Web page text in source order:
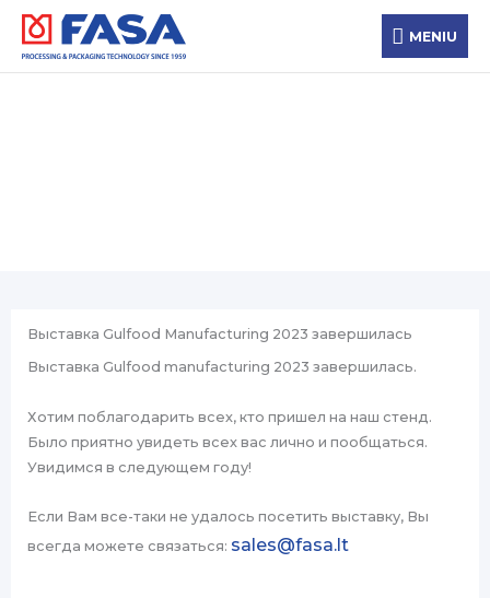
Перейти
содержимому
MENIU
MENIU
Выставка Gulfood Manufacturing 2023 завершилась
Выставка Gulfood manufacturing 2023 завершилась.
Хотим поблагодарить всех, кто пришел на наш стенд.
Было приятно увидеть всех вас лично и пообщаться.
Увидимся в следующем году!
Если Вам все-таки не удалось посетить выставку, Вы
всегда можете связаться: sales@fasa.lt